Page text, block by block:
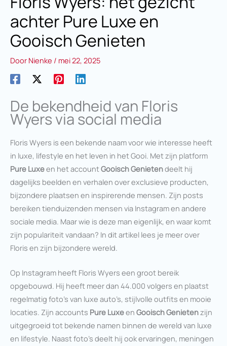
achter Pure Luxe en
Gooisch Genieten
Door Nienke / mei 22, 2025
De bekendheid van Floris
Wyers via social media
Floris Wyers is een bekende naam voor wie interesse heeft
in luxe, lifestyle en het leven in het Gooi. Met zijn platform
Pure Luxeen het accountGooisch Genietendeelt hij
dagelijks beelden en verhalen over exclusieve producten,
bijzondere plaatsen en inspirerende mensen. Zijn posts
bereiken tienduizenden mensen via Instagram en andere
sociale media. Maar wie is deze man eigenlijk, en waar komt
zijn populariteit vandaan? In dit artikel lees je meer over
Floris en zijn bijzondere wereld.
Op Instagram heeft Floris Wyers een groot bereik
opgebouwd. Hij heeft meer dan 44.000 volgers en plaatst
regelmatig foto’s van luxe auto’s, stijlvolle outfits en mooie
locaties. Zijn accounts Pure Luxeen Gooisch Genietenzijn
uitgegroeid tot bekende namen binnen de wereld van luxe
en lifestyle. Naast foto’s deelt hij ook ervaringen, meningen